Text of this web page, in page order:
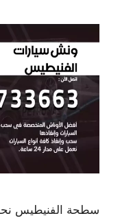
سطحة الفنيطيس